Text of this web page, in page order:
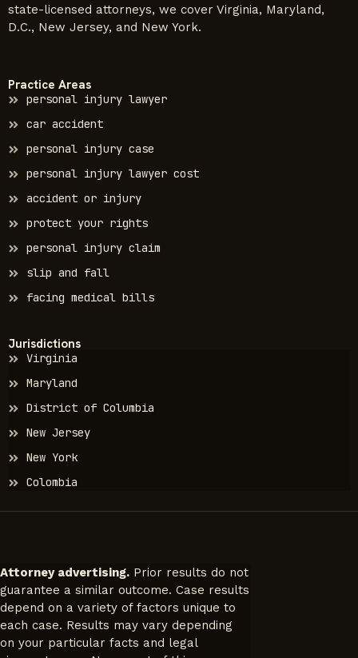
state-licensed attorneys, we cover Virginia, Maryland,
D.C., New Jersey, and New York.
Practice Areas
personal injury lawyer
car accident
personal injury case
personal injury lawyer cost
accident or injury
protect your rights
personal injury claim
slip and fall
facing medical bills
Jurisdictions
Virginia
Maryland
District of Columbia
New Jersey
New York
Colombia
Attorney advertising. Prior results do not
guarantee a similar outcome. Case results
depend on a variety of factors unique to
each case. Results may vary depending
on your particular facts and legal